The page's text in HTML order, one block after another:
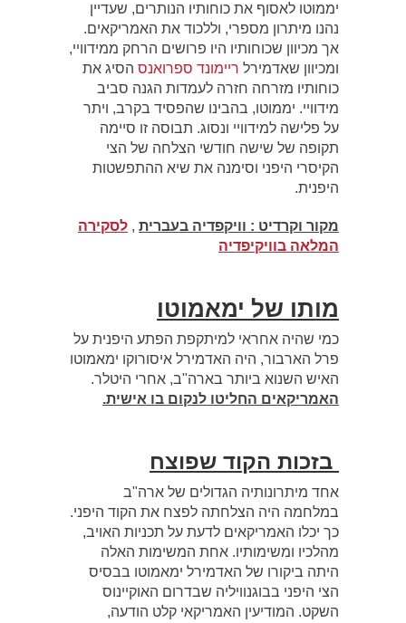
יממוטו לאסוף את כוחותיו הנותרים, שעדיין
נהנו מיתרון מספרי, וללכוד את האמריקאים.
אך מכיוון שכוחותיו היו פרושים הרחק ממידוויי,
ומכיוון שאדמירל ריימונד ספרואנס הסיג את
כוחותיו מזרחה חזרה לעמדות הגנה סביב
מידוויי. יממוטו, בהבינו שהפסיד בקרב, ויתר
על פלישה למידוויי ונסוג. תבוסה זו סיימה
תקופה של שישה חודשי הצלחה של הצי
הקיסרי היפני וסימנה את שיא ההתפשטות
היפנית.
מקור וקרדיט : וויקפדיה בעברית , לסקירה
המלאה בוויקיפדיה
מותו של ימאמוטו
כמי שהיה אחראי למיתקפת הפתע היפנית על
פרל הארבור, היה האדמירל איסורוקו ימאמוטו
האיש השנוא ביותר בארה"ב, אחרי היטלר.
האמריקאים החליטו לנקום בו אישית.
בזכות הקוד שפוצח
אחד מיתרונותיה הגדולים של ארה"ב
במלחמה היה הצלחתה לפצח את הקוד היפני.
כך יכלו האמריקאים לדעת על תכניות האויב,
מהלכיו ומשימותיו. אחת המשימות האלה
היתה ביקורו של האדמירל ימאמוטו בבסיס
הצי היפני בבוגנוויליה שבדרום האוקיינוס
השקט. המודיעין האמריקאי קלט הודעה,